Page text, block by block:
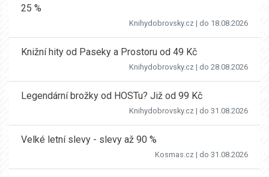
25 %
Knihydobrovsky.cz | do 18.08.2026
Knižní hity od Paseky a Prostoru od 49 Kč
Knihydobrovsky.cz | do 28.08.2026
Legendární brožky od HOSTu? Již od 99 Kč
Knihydobrovsky.cz | do 31.08.2026
Velké letní slevy - slevy až 90 %
Kosmas.cz | do 31.08.2026